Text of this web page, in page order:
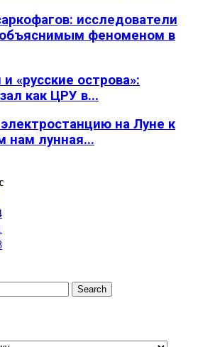
исследователи
феноменом в
«русские острова»:
как ЦРУ в...
на Луне к
нам лунная...
Search